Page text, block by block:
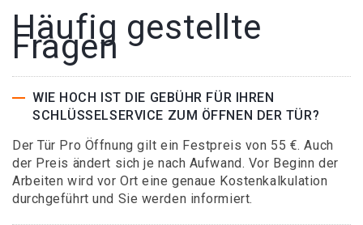
Häufig gestellte
Fragen
WIE HOCH IST DIE GEBÜHR FÜR IHREN
SCHLÜSSELSERVICE ZUM ÖFFNEN DER TÜR?
Der Tür Pro Öffnung gilt ein Festpreis von 55 €. Auch
der Preis ändert sich je nach Aufwand. Vor Beginn der
Arbeiten wird vor Ort eine genaue Kostenkalkulation
durchgeführt und Sie werden informiert.